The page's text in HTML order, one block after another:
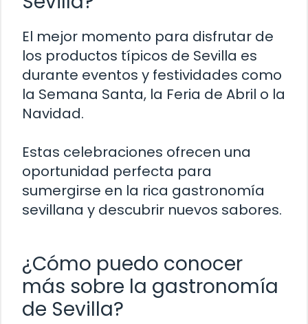
El mejor momento para disfrutar de
los productos típicos de Sevilla es
durante eventos y festividades como
la Semana Santa, la Feria de Abril o la
Navidad.
Estas celebraciones ofrecen una
oportunidad perfecta para
sumergirse en la rica gastronomía
sevillana y descubrir nuevos sabores.
¿Cómo puedo conocer
más sobre la gastronomía
de Sevilla?